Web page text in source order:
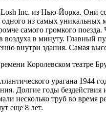
Inc. из Нью-Йорка. Они
из самых
самого громкого
в минуту. Главный
внутри здания. Самая
Королевском театре
урагана 1944
Долгие годы бездействия
несколько труб во время
еще 8 лет.